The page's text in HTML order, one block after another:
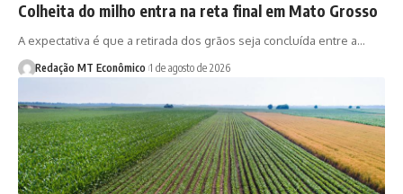
Colheita do milho entra na reta final em Mato Grosso
A expectativa é que a retirada dos grãos seja concluída entre a…
Redação MT Econômico 1 de agosto de 2026